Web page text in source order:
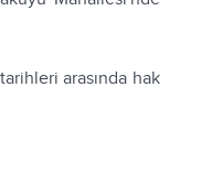
arasında hak